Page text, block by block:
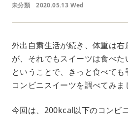
未分類 2020.05.13 Wed
外出自粛生活が続き、体重は
が、それでもスイーツは食べた
ということで、きっと食べても
コンビニスイーツを調べてみま
今回は、200kcal以下のコンビ